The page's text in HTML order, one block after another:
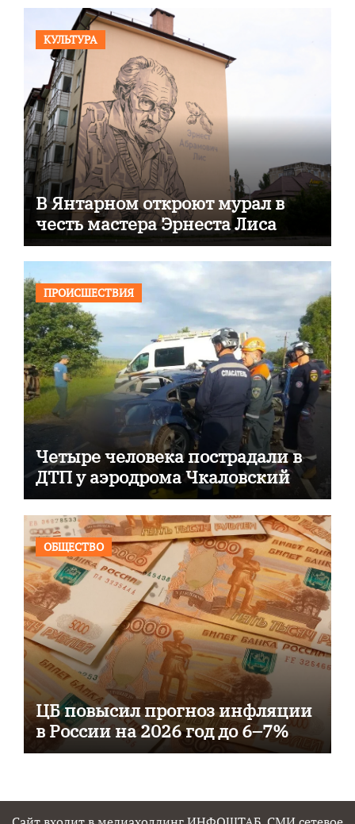
КУЛЬТУРА
В Янтарном откроют мурал в
честь мастера Эрнеста Лиса
ПРОИСШЕСТВИЯ
Четыре человека пострадали в
ДТП у аэродрома Чкаловский
ОБЩЕСТВО
ЦБ повысил прогноз инфляции
в России на 2026 год до 6–7%